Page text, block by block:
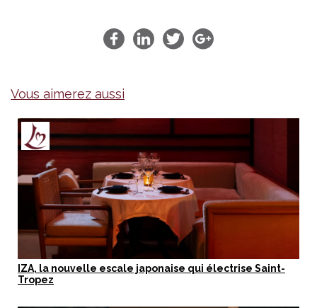
Vous aimerez aussi
IZA, la nouvelle escale japonaise qui électrise Saint-
Tropez